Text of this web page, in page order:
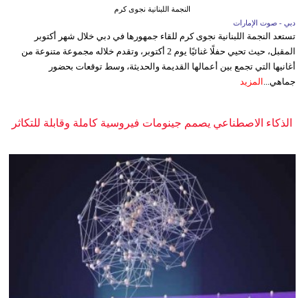
النجمة اللبنانية نجوى كرم
دبي - صوت الإمارات
تستعد النجمة اللبنانية نجوى كرم للقاء جمهورها في دبي خلال شهر أكتوبر
المقبل، حيث تحيي حفلًا غنائيًا يوم 2 أكتوبر، وتقدم خلاله مجموعة متنوعة من
أغانيها التي تجمع بين أعمالها القديمة والحديثة، وسط توقعات بحضور
جماهي... المزيد
الذكاء الاصطناعي يصمم جينومات فيروسية كاملة وقابلة للتكاثر